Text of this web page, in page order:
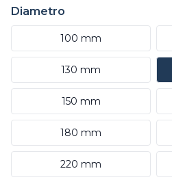
Diametro
100 mm
130 mm
150 mm
180 mm
220 mm